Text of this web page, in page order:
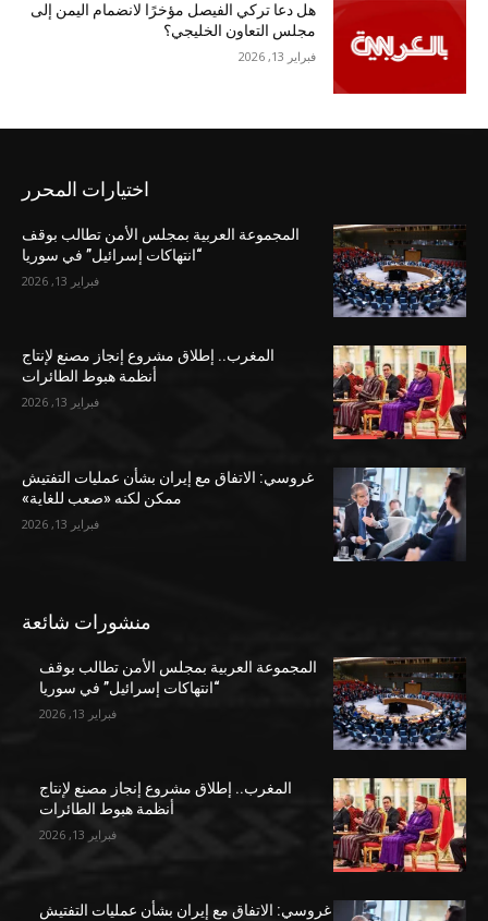
هل دعا تركي الفيصل مؤخرًا لانضمام اليمن إلى
مجلس التعاون الخليجي؟
فبراير 13, 2026
اختيارات المحرر
المجموعة العربية بمجلس الأمن تطالب بوقف
“انتهاكات إسرائيل” في سوريا
فبراير 13, 2026
المغرب.. إطلاق مشروع إنجاز مصنع لإنتاج
أنظمة هبوط الطائرات
فبراير 13, 2026
غروسي: الاتفاق مع إيران بشأن عمليات التفتيش
ممكن لكنه «صعب للغاية»
فبراير 13, 2026
منشورات شائعة
المجموعة العربية بمجلس الأمن تطالب بوقف
“انتهاكات إسرائيل” في سوريا
فبراير 13, 2026
المغرب.. إطلاق مشروع إنجاز مصنع لإنتاج
أنظمة هبوط الطائرات
فبراير 13, 2026
غروسي: الاتفاق مع إيران بشأن عمليات التفتيش